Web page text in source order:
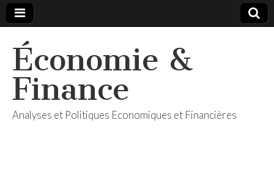
Économie &
Finance
Analyses et Politiques Economiques et Financières